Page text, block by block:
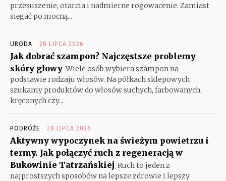
przesuszenie, otarcia i nadmierne rogowacenie. Zamiast
sięgać po mocną...
URODA 28 LIPCA 2026
Jak dobrać szampon? Najczęstsze problemy
skóry głowy Wiele osób wybiera szampon na
podstawie rodzaju włosów. Na półkach sklepowych
szukamy produktów do włosów suchych, farbowanych,
kręconych czy...
PODRÓŻE 28 LIPCA 2026
Aktywny wypoczynek na świeżym powietrzu i
termy. Jak połączyć ruch z regeneracją w
Bukowinie Tatrzańskiej Ruch to jeden z
najprostszych sposobów na lepsze zdrowie i lepszy